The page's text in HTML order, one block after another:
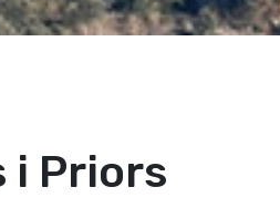
i Priors